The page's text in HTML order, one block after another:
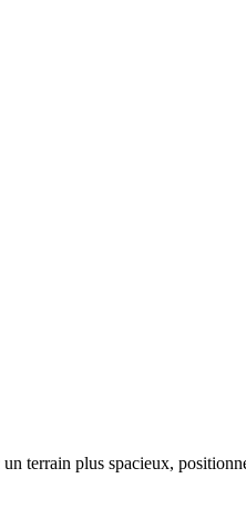
terrain plus spacieux,